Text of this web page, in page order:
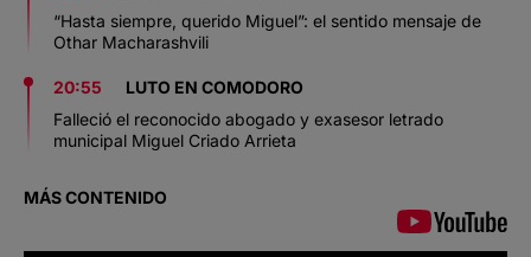
“Hasta siempre, querido Miguel”: el sentido mensaje de
Othar Macharashvili
20:55
LUTO EN COMODORO
Falleció el reconocido abogado y exasesor letrado
municipal Miguel Criado Arrieta
MÁS CONTENIDO